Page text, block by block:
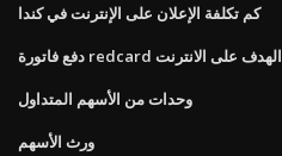
كم تكلفة الإعلان على الإنترنت في كندا
دفع فاتورة redcard الهدف على الانترنت
وحدات من الأسهم المتداول
ورث الأسهم